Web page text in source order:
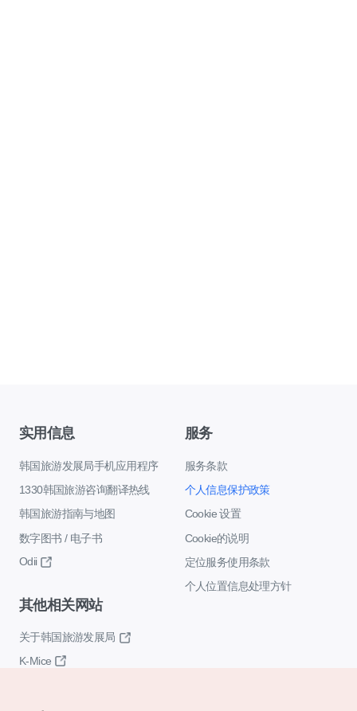
实用信息
韩国旅游发展局手机应用程序
1330韩国旅游咨询翻译热线
韩国旅游指南与地图
数字图书 / 电子书
Odii
服务
服务条款
个人信息保护政策
Cookie 设置
Cookie的说明
定位服务使用条款
个人位置信息处理方针
其他相关网站
关于韩国旅游发展局
K-Mice